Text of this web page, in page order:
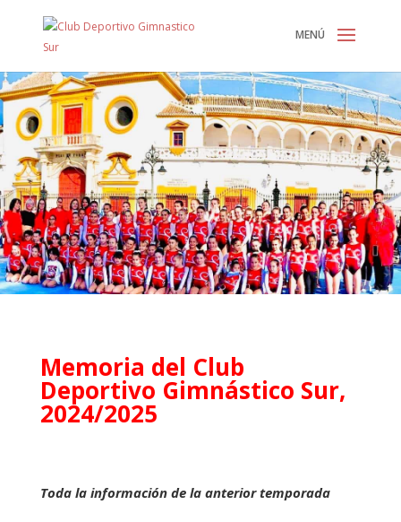
Memoria del Club
Deportivo Gimnástico Sur,
2024/2025
Toda la información de la anterior temporada